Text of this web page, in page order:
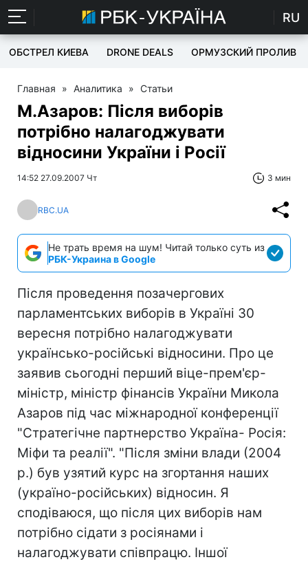
RU
ОБСТРЕЛ КИЕВА DRONE DEALS ОРМУЗСКИЙ ПРОЛИВ
Главная » Аналитика » Статьи
М.Азаров: Після виборів
потрібно налагоджувати
відносини України і Росії
14:52 27.09.2007 Чт 3 мин
RBC.UA
Не трать время на шум! Читай только суть из
РБК-Украина в Google
Після проведення позачергових
парламентських виборів в Україні 30
вересня потрібно налагоджувати
українсько-російські відносини. Про це
заявив сьогодні перший віце-прем'єр-
міністр, міністр фінансів України Микола
Азаров під час міжнародної конференції
"Стратегічне партнерство Україна- Росія:
Міфи та реалії". "Після зміни влади (2004
р.) був узятий курс на згортання наших
(україно-російських) відносин. Я
сподіваюся, що після цих виборів нам
потрібно сідати з росіянами і
налагоджувати співпрацю. Іншої